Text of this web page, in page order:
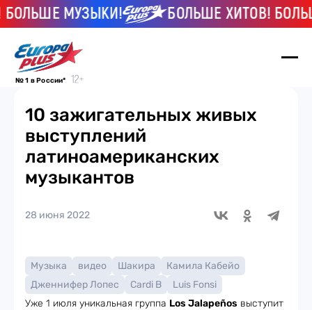
МУЗЫКИ! БОЛЬШЕ ХИТОВ!
№ 1 в России*
10 зажигательных живых
выступлений
латиноамериканских
музыкантов
28 июня 2022
Музыка видео Шакира
Камила Кабейо
Дженнифер Лопес
Cardi B
Luis Fonsi
Уже 1 июля уникальная группа Los Jalapeños выступит